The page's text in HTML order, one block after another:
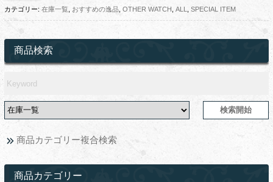
カテゴリー: 在庫一覧, おすすめの逸品, OTHER WATCH ALL SPECIAL ITEM
商品検索
商品カテゴリー複合検索
商品カテゴリー